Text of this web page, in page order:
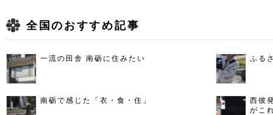
全国のおすすめ記事
一流の田舎 南砺に住みたい ふる
南砺で感じた「衣・食・住」
西彼
がこ